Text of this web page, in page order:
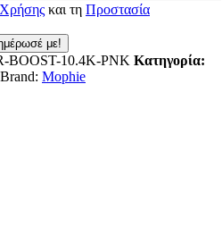
και τη Προστασία
με!
BOOST-10.4K-PNK Κατηγορία:
Brand: Mophie